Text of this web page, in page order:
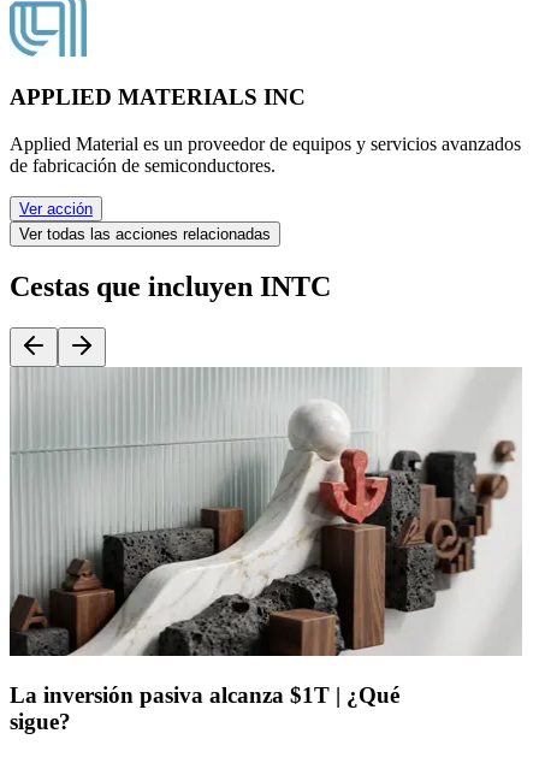
APPLIED MATERIALS INC
Applied Material es un proveedor de equipos y servicios avanzados
de fabricación de semiconductores.
Ver acción
Ver todas las acciones relacionadas
Cestas que incluyen INTC
La inversión pasiva alcanza $1T | ¿Qué
sigue?